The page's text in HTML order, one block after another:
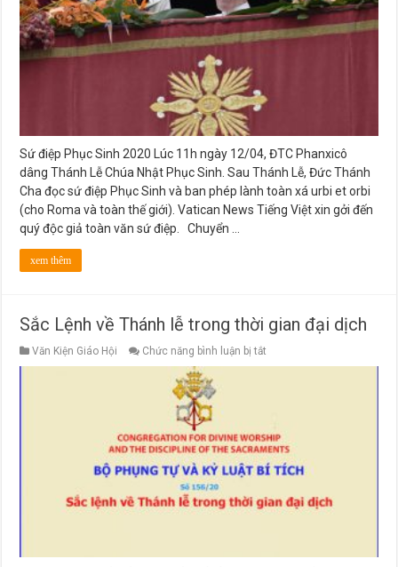
Sứ điệp Phục Sinh 2020 Lúc 11h ngày 12/04, ĐTC Phanxicô
dâng Thánh Lễ Chúa Nhật Phục Sinh. Sau Thánh Lễ, Đức Thánh
Cha đọc sứ điệp Phục Sinh và ban phép lành toàn xá urbi et orbi
(cho Roma và toàn thế giới). Vatican News Tiếng Việt xin gởi đến
quý độc giả toàn văn sứ điệp. Chuyển …
xem thêm
Sắc Lệnh về Thánh lễ trong thời gian đại dịch
Văn Kiện Giáo Hội Chức năng bình luận bị tắt
thời
gian
đại
dịch